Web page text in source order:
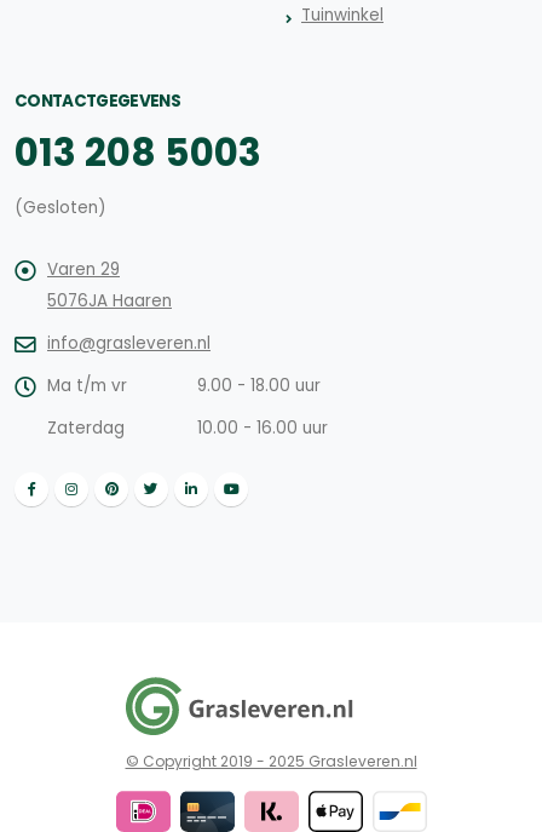
Tuinwinkel
CONTACTGEGEVENS
013 208 5003
(Gesloten)
Varen 29
5076JA Haaren
info@grasleveren.nl
Ma t/m vr
9.00 - 18.00 uur
Zaterdag
10.00 - 16.00 uur
© Copyright 2019 - 2025 Grasleveren.nl